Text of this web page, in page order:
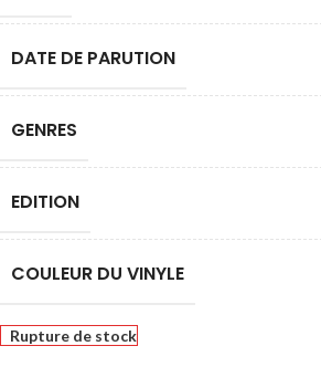
DATE DE PARUTION
GENRES
EDITION
COULEUR DU VINYLE
Rupture de stock